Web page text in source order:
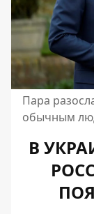
Пара
обычным
В